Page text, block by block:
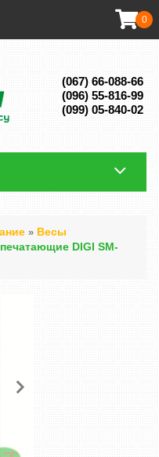
(067) 66-088-66
(096) 55-816-99
(099) 05-840-02
0
» Весы
DIGI SM-